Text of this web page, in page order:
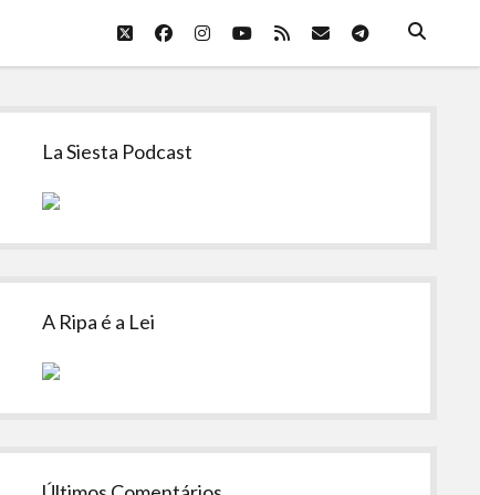
twitterfacebookinstagram
youtube
rss emailtelegram
Sidebar
La Siesta Podcast
A Ripa é a Lei